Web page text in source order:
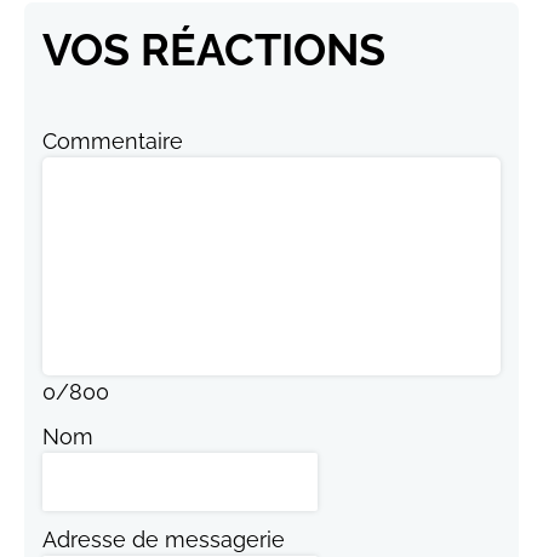
VOS RÉACTIONS
Commentaire
0/800
Nom
Adresse de messagerie